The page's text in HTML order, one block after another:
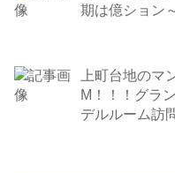
期は億ション
上町台地の
M！！！グラ
デルルーム訪